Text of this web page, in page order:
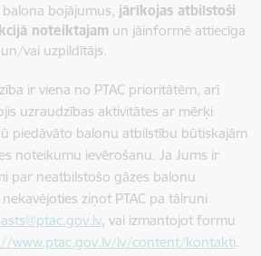
bojājumus, jārīkojas atbilstoši
noteiktajam un jāinformē attiecīga
vai uzpildītājs.
ir viena no PTAC prioritātēm, arī
uzraudzības aktivitātes ar mērķi
piedāvāto balonu atbilstību būtiskajām
noteikumu ievērošanu. Ja Jums ir
par neatbilstošo gāzes balonu
ziņot PTAC pa tālruni
, vai izmantojot formu
www.ptac.gov.lv/lv/content/kontakti.